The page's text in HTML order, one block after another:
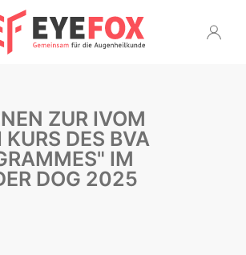
ZUR IVOM
DES BVA
IM
DOG 2025